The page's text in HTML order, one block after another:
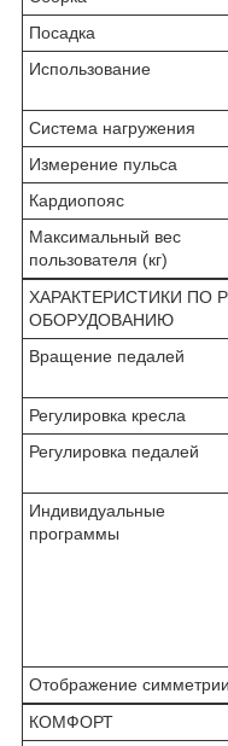
Посадка
Использование
Система нагружения
Измерение пульса
Кардиопояс
Максимальный вес
пользователя (кг)
ХАРАКТЕРИСТИКИ ПО
ОБОРУДОВАНИЮ
Вращение педалей
Регулировка кресла
Регулировка педалей
Индивидуальные
программы
Отображение симметрии
КОМФОРТ